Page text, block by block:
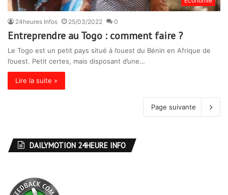
24heures Infos 25/03/2022 0
Entreprendre au Togo : comment faire ?
Le Togo est un petit pays situé à l’ouest du Bénin en Afrique de
l’ouest. Petit certes, mais disposant d’une…
Lire la suite »
Page suivante
DAILYMOTION 24HEURE INFO